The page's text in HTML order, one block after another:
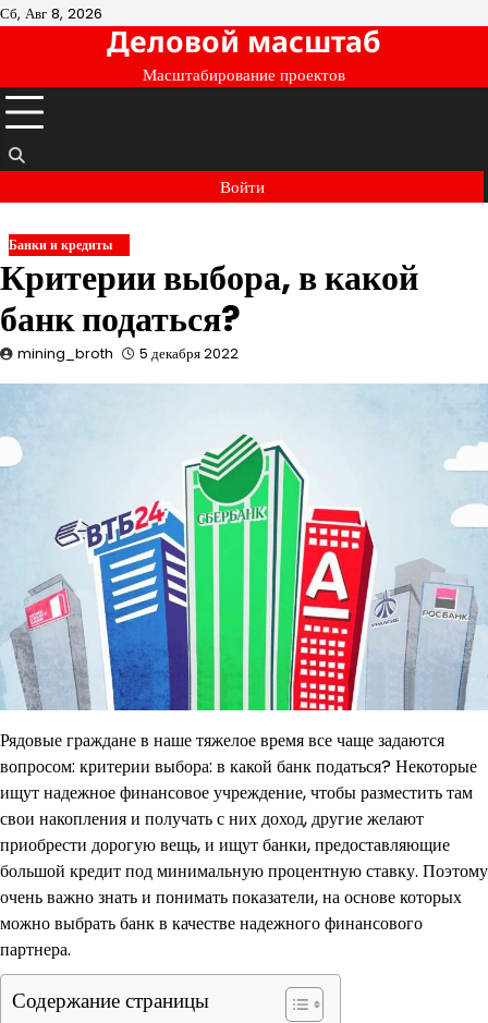
Перейти
Сб, Авг 8, 2026
Деловой масштаб
Масштабирование проектов
Войти
Банки и кредиты
Критерии выбора, в какой
банк податься?
mining_broth 5 декабря 2022
Рядовые граждане в наше тяжелое время все чаще задаются
вопросом: критерии выбора: в какой банк податься? Некоторые
ищут надежное финансовое учреждение, чтобы разместить там
свои накопления и получать с них доход, другие желают
приобрести дорогую вещь, и ищут банки, предоставляющие
большой кредит под минимальную процентную ставку. Поэтому
очень важно знать и понимать показатели, на основе которых
можно выбрать банк в качестве надежного финансового
партнера.
Содержание страницы